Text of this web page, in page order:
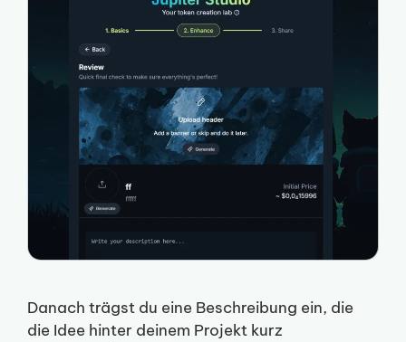
Danach trägst du eine Beschreibung ein, die
die Idee hinter deinem Projekt kurz